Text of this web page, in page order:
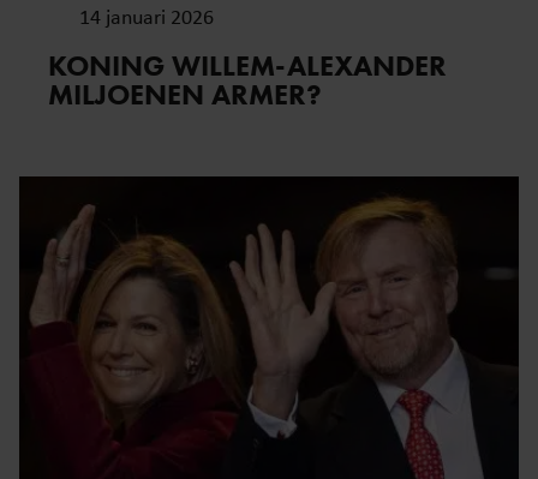
14 januari 2026
KONING WILLEM-ALEXANDER
MILJOENEN ARMER?